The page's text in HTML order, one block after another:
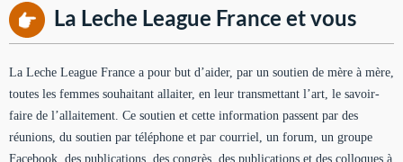
La Leche League France et vous
La Leche League France a pour but d’aider, par un soutien de mère à mère,
toutes les femmes souhaitant allaiter, en leur transmettant l’art, le savoir-
faire de l’allaitement. Ce soutien et cette information passent par des
réunions, du soutien par téléphone et par courriel, un forum, un groupe
Facebook, des publications, des congrès, des publications et des colloques à